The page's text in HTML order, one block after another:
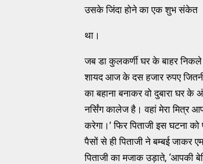
उसके जिंदा होने का एक शुभ संकेत
था।
जब डा कुलकर्णी घर के बाहर
शायद आज के दस हजार रुपए
का बहाना बनाकर वो दुबारा घर
नर्सिंग कालेज है। वहां मेरा मित्र
करेगा।’ फिर पिताजी इस घटना
पैसों से ही पिताजी ने बम्बई जाकर
पिताजी का मजाक उड़ाते, ‘आपकी